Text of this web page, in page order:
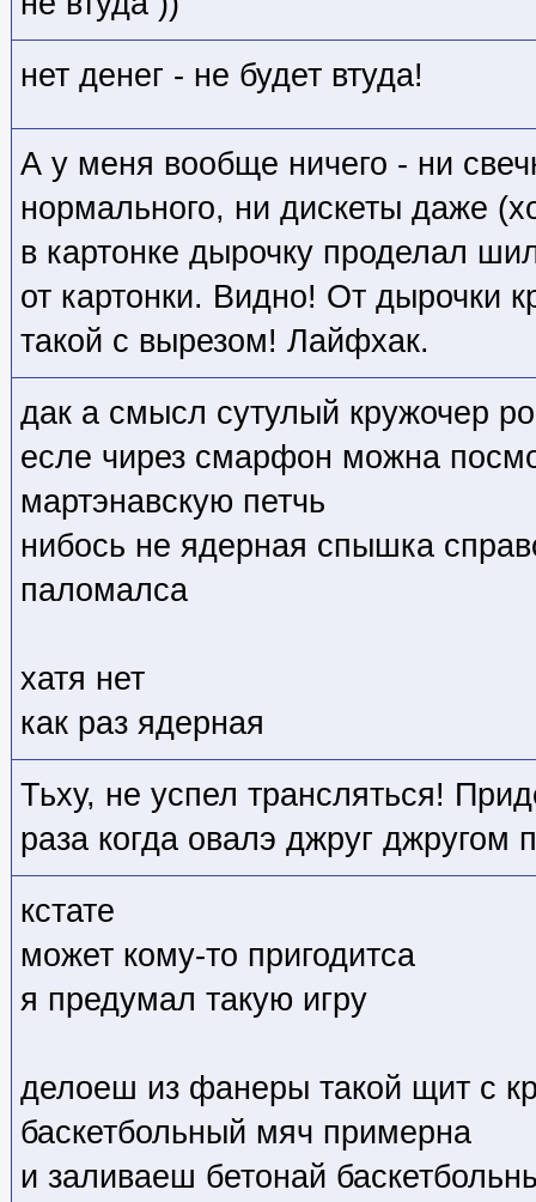
нет денег - не будет втуда!
А у меня вообще ничего - ни
нормального, ни дискеты даже
в картонке дырочку проделал
от картонки. Видно! От дырочки
такой с вырезом! Лайфхак.
дак а смысл сутулый кружочер
есле чирез смарфон можна
мартэнавскую петчь
нибось не ядерная спышка
паломалса
хатя нет
как раз ядерная
Тьху, не успел трансляться!
раза когда овалэ джруг джругом
кстате
может кому-то пригодитса
я предумал такую игру
делоеш из фанеры такой щит с
баскетбольный мяч примерна
и заливаеш бетонай